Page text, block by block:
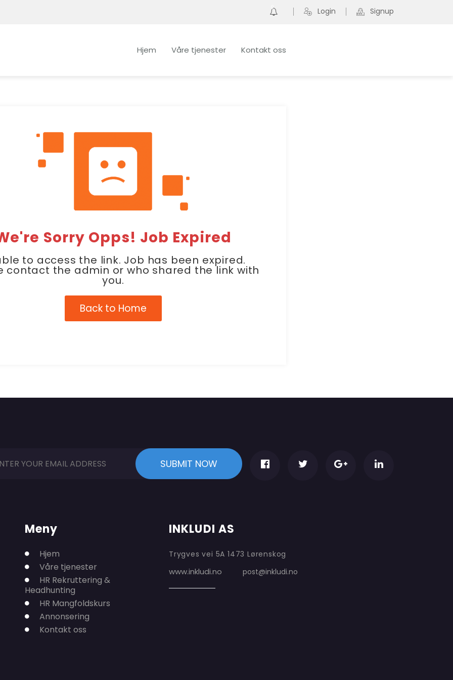
0 Login Signup
Hjem Våre tjenester Kontakt oss
Sorry Opps! Job Expired
to access the link. Job has been expired.
contact the admin or who shared the link with
you.
Back to Home
Meny
Hjem
Våre tjenester
HR Rekruttering &
Headhunting
HR Mangfoldskurs
Annonsering
Kontakt oss
INKLUDI AS
Trygves vei 5A 1473 Lørenskog
www.inkludi.no post@inkludi.no